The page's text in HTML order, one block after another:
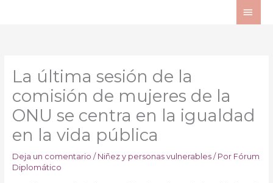
La última sesión de la
comisión de mujeres de la
ONU se centra en la igualdad
en la vida pública
Deja un comentario / Niñez y personas vulnerables/ Por Fórum
Diplomático